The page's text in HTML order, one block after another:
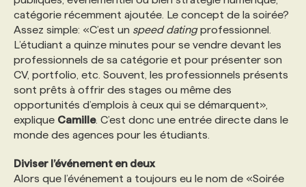
FAQ
ANNONCEZ AVEC NOUS
catégorie récemment ajoutée. Le concept de la soirée?
Assez simple: «C’est un speed datingprofessionnel.
L’étudiant a quinze minutes pour se vendre devant les
professionnels de sa catégorie et pour présenter son
CV, portfolio, etc. Souvent, les professionnels présents
sont prêts à offrir des stages ou même des
opportunités d’emplois à ceux qui se démarquent»,
explique Camille. C’est donc une entrée directe dans le
monde des agences pour les étudiants.
Diviser l’événement en deux
Alors que l’événement a toujours eu le nom de «Soirée